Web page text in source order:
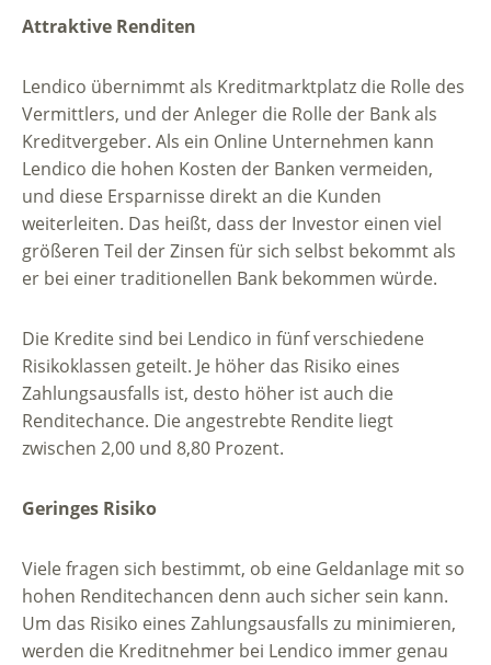
Attraktive Renditen
Lendico übernimmt als Kreditmarktplatz die Rolle des
Vermittlers, und der Anleger die Rolle der Bank als
Kreditvergeber. Als ein Online Unternehmen kann
Lendico die hohen Kosten der Banken vermeiden,
und diese Ersparnisse direkt an die Kunden
weiterleiten. Das heißt, dass der Investor einen viel
größeren Teil der Zinsen für sich selbst bekommt als
er bei einer traditionellen Bank bekommen würde.
Die Kredite sind bei Lendico in fünf verschiedene
Risikoklassen geteilt. Je höher das Risiko eines
Zahlungsausfalls ist, desto höher ist auch die
Renditechance. Die angestrebte Rendite liegt
zwischen 2,00 und 8,80 Prozent.
Geringes Risiko
Viele fragen sich bestimmt, ob eine Geldanlage mit so
hohen Renditechancen denn auch sicher sein kann.
Um das Risiko eines Zahlungsausfalls zu minimieren,
werden die Kreditnehmer bei Lendico immer genau